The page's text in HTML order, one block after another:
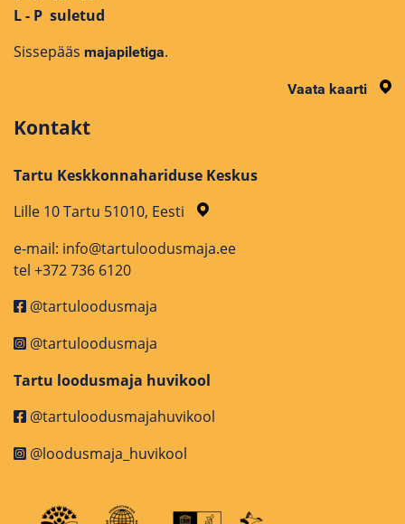
L - P suletud
Sissepääs majapiletiga.
Vaata kaarti
Kontakt
Tartu Keskkonnahariduse Keskus
Lille 10 Tartu 51010, Eesti
e-mail: info@tartuloodusmaja.ee
tel +372 736 6120
@tartuloodusmaja
@tartuloodusmaja
Tartu loodusmaja huvikool
@tartuloodusmajahuvikool
@loodusmaja_huvikool